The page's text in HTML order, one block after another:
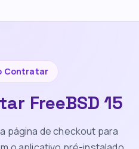
Contratar
FreeBSD 15
página de checkout para